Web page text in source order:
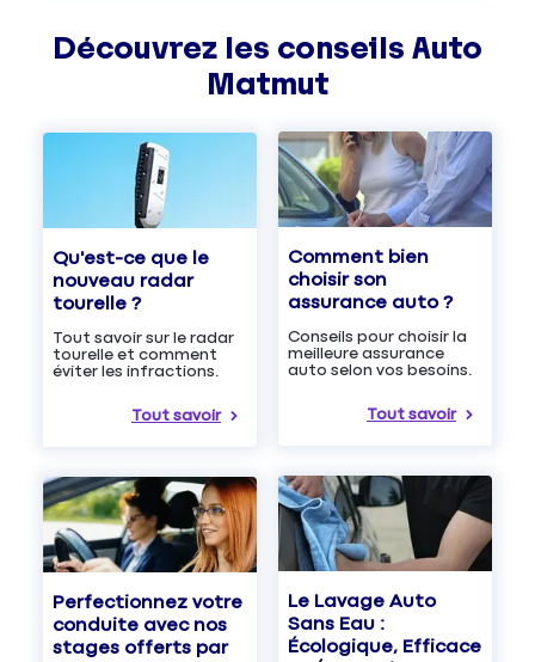
Découvrez les conseils Auto
Matmut
Qu'est-ce que le
nouveau radar
tourelle ?
Tout savoir sur le radar
tourelle et comment
éviter les infractions.
Tout savoir
Comment bien
choisir son
assurance auto ?
Conseils pour choisir la
meilleure assurance
auto selon vos besoins.
Tout savoir
Perfectionnez votre
conduite avec nos
stages offerts par
Le Lavage Auto
Sans Eau :
Écologique, Efficace